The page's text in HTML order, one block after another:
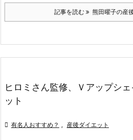
記事を読む 熊田曜子の産
ヒロミさん監修、Ｖアップシ
ット
 有名人おすすめ？ , 産後ダイエット